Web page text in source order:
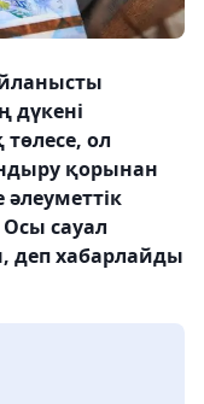
ол
қорынан
әлеуметтік
сауал
деп хабарлайды